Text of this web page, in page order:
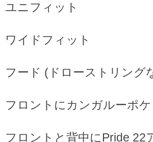
ユニフィット
ワイドフィット
フード (ドローストリング
フロントにカンガルーポ
フロントと背中にPride 22